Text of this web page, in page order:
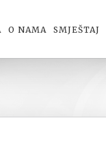
O NAMA SMJEŠTAJ